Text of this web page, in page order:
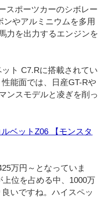
スポーツカーのシボレー
ンやアルミニウムを多用
力を出力するエンジンを
ト C7.Rに搭載されてい
能面では、日産GT-Rや
ンスモデルと凌ぎを削っ
ベットZ06 【モンスタ
万円～となっていま
位を占める中、1000万
いですね。ハイスペッ